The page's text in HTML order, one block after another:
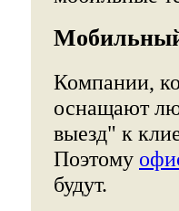
Компании,
оснащают
выезд" к
Поэтому
будут.